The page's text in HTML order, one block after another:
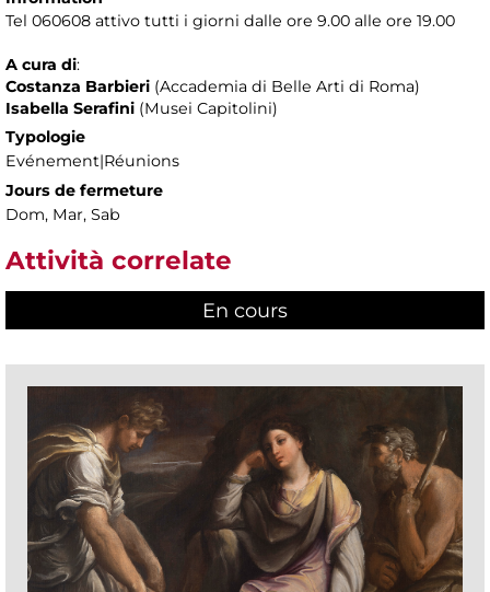
Tel 060608 attivo tutti i giorni dalle ore 9.00 alle ore 19.00
A cura di:
Costanza Barbieri (Accademia di Belle Arti di Roma)
Isabella Serafini (Musei Capitolini)
Typologie
Evénement|Réunions
Jours de fermeture
Dom, Mar, Sab
Attività correlate
En cours